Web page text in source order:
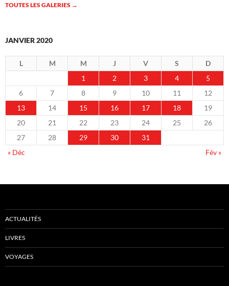
TOUTES LES GALERIES →
JANVIER 2020
L M M J V S
D
1
2 3 4
5
6
7 8 9 10 11
12
13
14 15 16 17 18
19
20
21 22 23 24 25
26
27
28 29 30
31
« Déc
Fév »
ACTUALITÉS
LIVRES
VOYAGES